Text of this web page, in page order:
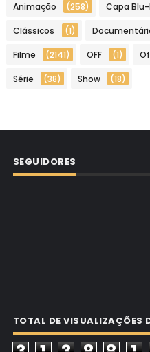
Animação (258) Capa Blu-
Clássicos (1)
Filme (2141) OFF (1)
Série (38) Show (18)
SEGUIDORES
TOTAL DE VISUALIZAÇÕES